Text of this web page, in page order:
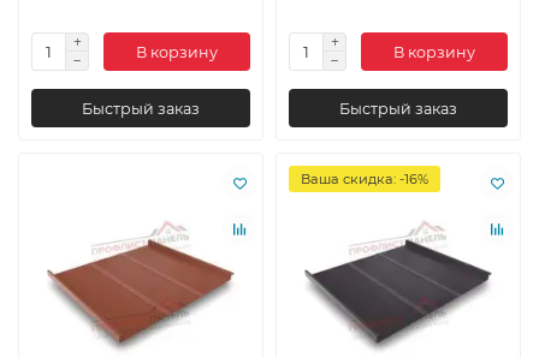
В корзину
Быстрый заказ
В корзину
Быстрый заказ
Ваша скидка: -16%